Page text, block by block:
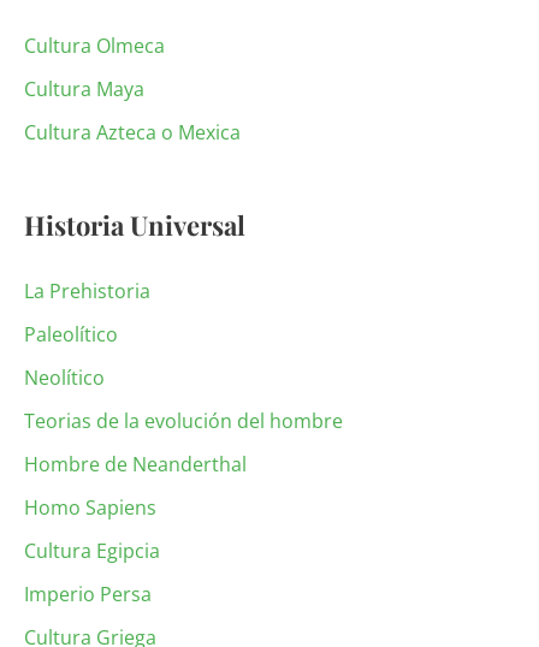
Cultura Olmeca
Cultura Maya
Cultura Azteca o Mexica
Historia Universal
La Prehistoria
Paleolítico
Neolítico
Teorias de la evolución del hombre
Hombre de Neanderthal
Homo Sapiens
Cultura Egipcia
Imperio Persa
Cultura Griega